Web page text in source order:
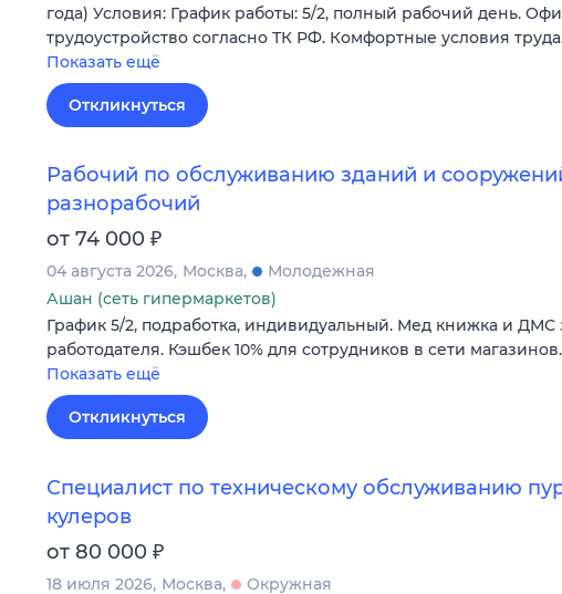
года) Условия: График работы: 5/2, полный рабочий день.
трудоустройство согласно ТК РФ. Комфортные условия
Показать ещё
Откликнуться
Рабочий по обслуживанию зданий и
разнорабочий
от 74 000 ₽
04 августа 2026 Москва
Молодежная
Ашан (сеть гипермаркетов)
График 5/2, подработка, индивидуальный. Мед книжка и ДМС
работодателя. Кэшбек 10% для сотрудников в сети магазинов.
Показать ещё
Откликнуться
Специалист по техническому обслуживанию
кулеров
от 80 000 ₽
18 июля 2026 Москва
Окружная